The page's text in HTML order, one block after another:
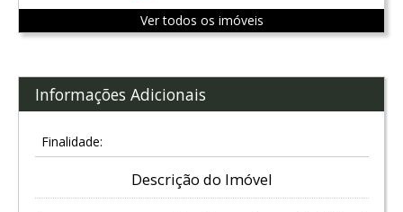
Ver todos os imóveis
Informações Adicionais
Finalidade:
Descrição do Imóvel